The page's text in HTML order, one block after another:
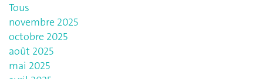
Tous
novembre 2025
octobre 2025
août 2025
mai 2025